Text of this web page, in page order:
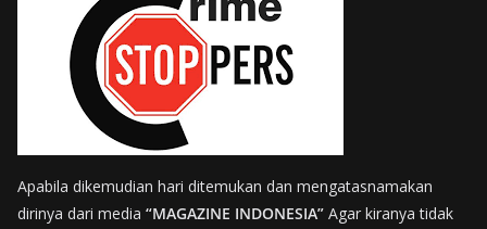
Apabila dikemudian hari ditemukan dan mengatasnamakan
dirinya dari media “MAGAZINE INDONESIA” Agar kiranya tidak